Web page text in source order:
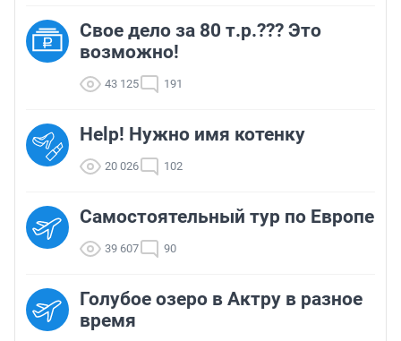
Свое дело за 80 т.р.??? Это
возможно!
43 125 191
Help! Нужно имя котенку
20 026 102
Самостоятельный тур по Европе
39 607 90
Голубое озеро в Актру в разное
время